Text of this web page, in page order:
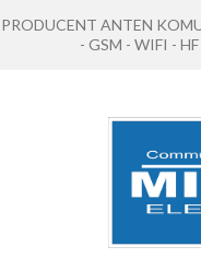
PRODUCENT ANTEN
- GSM - WIFI -